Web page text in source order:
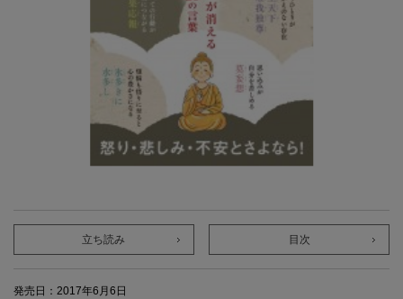
立ち読み 目次
発売日：2017年6月6日